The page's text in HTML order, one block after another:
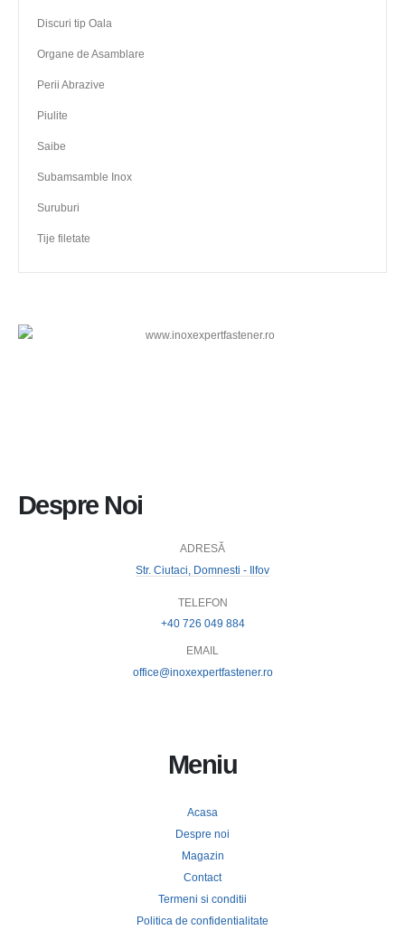
Discuri tip Oala
Organe de Asamblare
Perii Abrazive
Piulite
Saibe
Subamsamble Inox
Suruburi
Tije filetate
Despre Noi
ADRESĂ
Str. Ciutaci, Domnesti - Ilfov
TELEFON
+40 726 049 884
EMAIL
office@inoxexpertfastener.ro
Meniu
Acasa
Despre noi
Magazin
Contact
Termeni si conditii
Politica de confidentialitate